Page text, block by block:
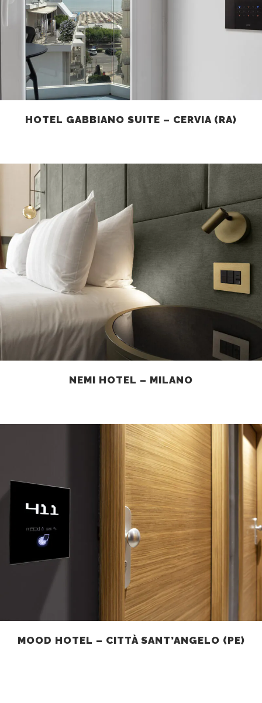
HOTEL GABBIANO SUITE – CERVIA (RA)
NEMI HOTEL – MILANO
MOOD HOTEL – CITTÀ SANT’ANGELO (PE)